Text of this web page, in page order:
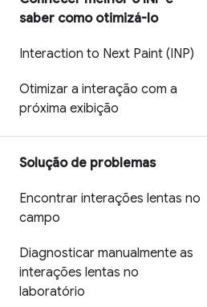
saber como otimizá-lo
Interaction to Next Paint (INP)
Otimizar a interação com a
próxima exibição
Solução de problemas
Encontrar interações lentas no
campo
Diagnosticar manualmente as
interações lentas no
laboratório